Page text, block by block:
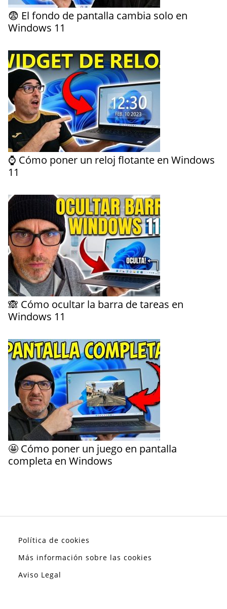
😨 El fondo de pantalla cambia solo en
Windows 11
⌚ Cómo poner un reloj flotante en Windows
11
🙈 Cómo ocultar la barra de tareas en
Windows 11
🤩 Cómo poner un juego en pantalla
completa en Windows
Política de cookies
Más información sobre las cookies
Aviso Legal